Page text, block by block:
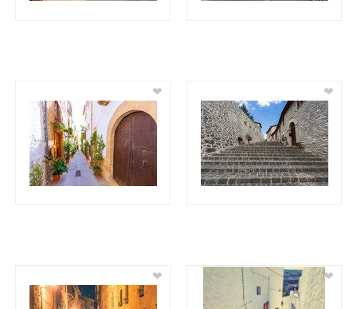
❤ ❤
❤ ❤